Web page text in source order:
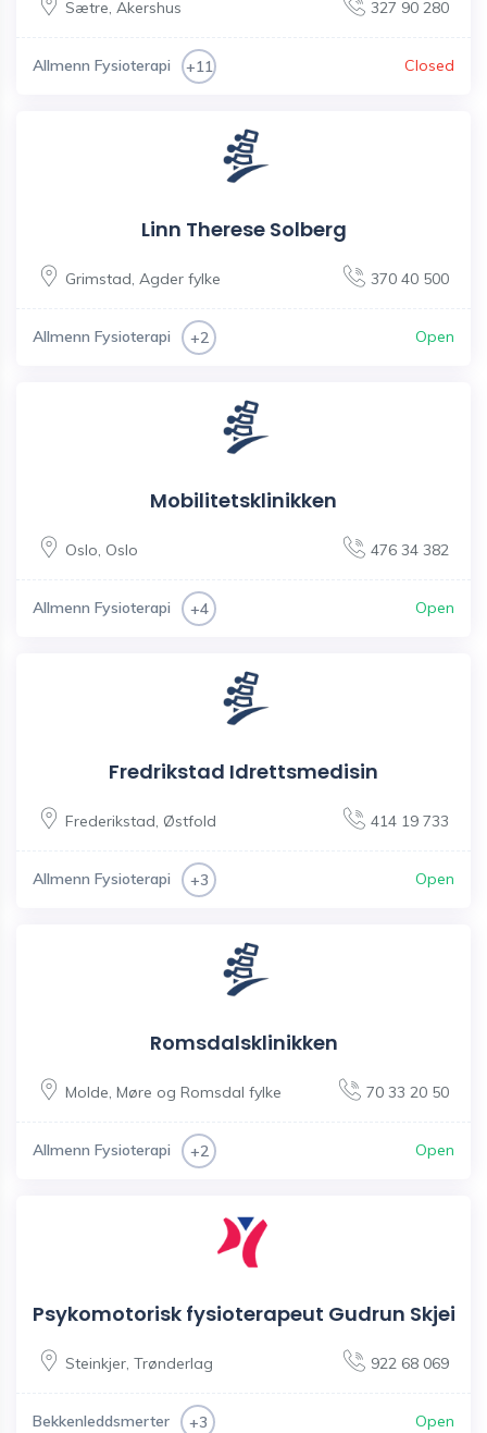
Sætre Akershus 327 90 280
Allmenn Fysioterapi +11 Closed
Linn Therese Solberg
Grimstad Agder fylke 370 40 500
Allmenn Fysioterapi +2 Open
Mobilitetsklinikken
Oslo Oslo 476 34 382
Allmenn Fysioterapi +4 Open
Fredrikstad Idrettsmedisin
Frederikstad Østfold 414 19 733
Allmenn Fysioterapi +3 Open
Romsdalsklinikken
Molde Møre og Romsdal fylke 70 33 20 50
Allmenn Fysioterapi +2 Open
Psykomotorisk fysioterapeut Gudrun Skjei
Steinkjer Trønderlag 922 68 069
Bekkenleddsmerter +3 Open